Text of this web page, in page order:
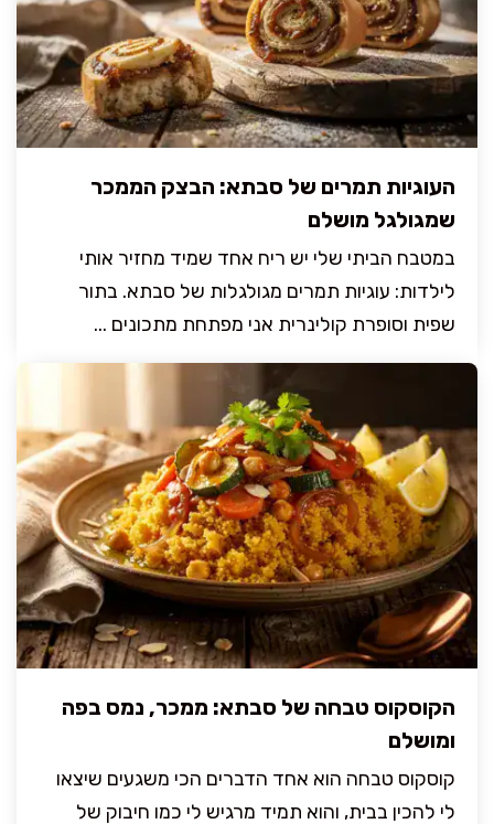
העוגיות תמרים של סבתא: הבצק הממכר
שמגולגל מושלם
במטבח הביתי שלי יש ריח אחד שמיד מחזיר אותי
לילדות: עוגיות תמרים מגולגלות של סבתא. בתור
שפית וסופרת קולינרית אני מפתחת מתכונים ...
הקוסקוס טבחה של סבתא: ממכר, נמס בפה
ומושלם
קוסקוס טבחה הוא אחד הדברים הכי משגעים שיצאו
לי להכין בבית, והוא תמיד מרגיש לי כמו חיבוק של